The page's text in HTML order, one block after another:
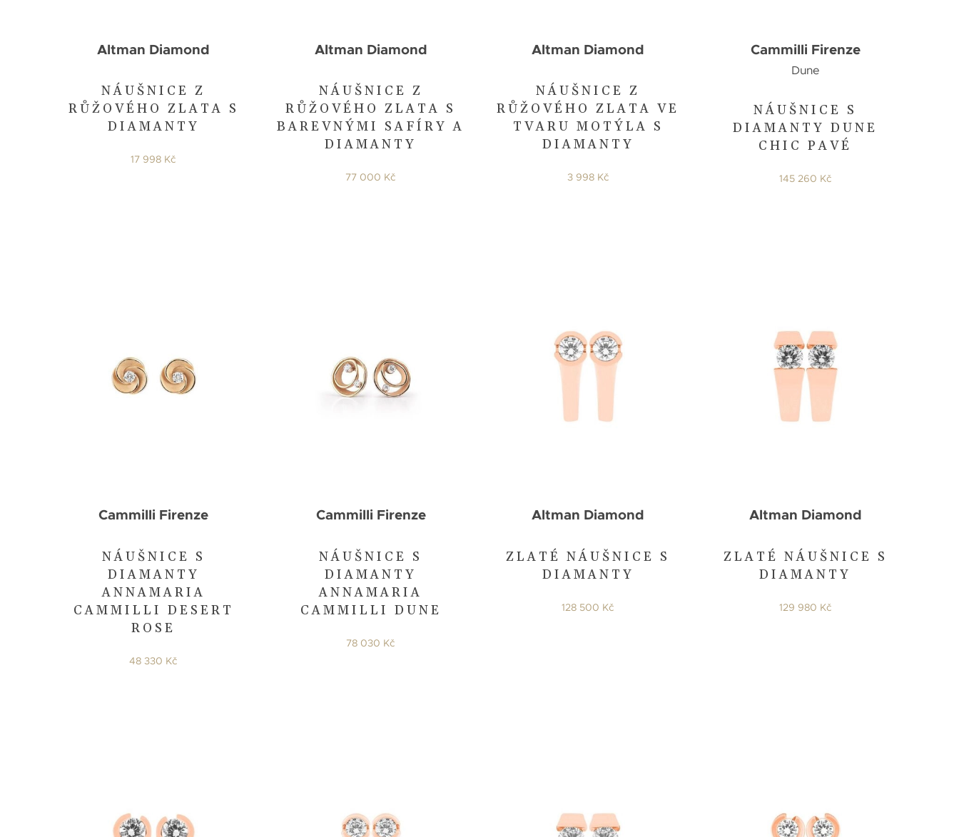
NÁUŠNICE Z
RŮŽOVÉHO ZLATA S
DIAMANTY
Altman Diamond
17 998 Kč
NÁUŠNICE Z
RŮŽOVÉHO ZLATA S
BAREVNÝMI SAFÍRY A
DIAMANTY
Altman Diamond
77 000 Kč
NÁUŠNICE Z
RŮŽOVÉHO ZLATA VE
TVARU MOTÝLA S
DIAMANTY
Altman Diamond
3 998 Kč
NÁUŠNICE S
DIAMANTY DUNE
CHIC PAVÉ
Cammilli Firenze
Dune
145 260 Kč
NÁUŠNICE S
DIAMANTY
ANNAMARIA
CAMMILLI DESERT
ROSE
Cammilli Firenze
48 330 Kč
NÁUŠNICE S
DIAMANTY
ANNAMARIA
CAMMILLI DUNE
Cammilli Firenze
78 030 Kč
ZLATÉ NÁUŠNICE S
DIAMANTY
Altman Diamond
128 500 Kč
ZLATÉ NÁUŠNICE S
DIAMANTY
Altman Diamond
129 980 Kč